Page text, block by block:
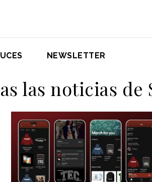
NEWSLETTER
las noticias de